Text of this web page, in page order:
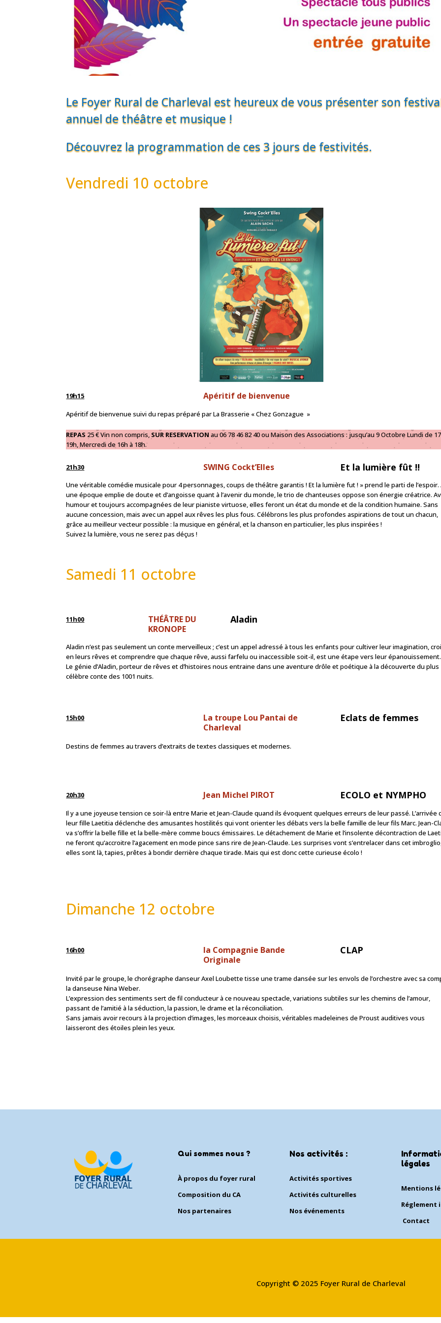
Le Foyer Rural de Charleval est heureux de vous présenter son
annuel de théâtre et musique !
Découvrez la programmation de ces 3 jours de festivités.
Vendredi 10 octobre
19h15 Apéritif de bienvenue
Apéritif de bienvenue suivi du repas préparé par La Brasserie « Chez Gonzague »
REPAS 25 € Vin non compris, SUR RESERVATIONau 06 78 46 82 40 ou Maison des Associations : jusqu’au 9 Octobre Lundi de
19h, Mercredi de 16h à 18h.
21h30 SWING Cockt’Elles Et la lumière fût !!
Une véritable comédie musicale pour 4 personnages, coups de théâtre garantis ! Et la lumière fut ! » prend le parti de l’espoir.
une époque emplie de doute et d’angoisse quant à l’avenir du monde, le trio de chanteuses oppose son énergie créatrice.
humour et toujours accompagnées de leur pianiste virtuose, elles feront un état du monde et de la condition humaine. Sans
aucune concession, mais avec un appel aux rêves les plus fous. Célébrons les plus profondes aspirations de tout un chacun,
grâce au meilleur vecteur possible : la musique en général, et la chanson en particulier, les plus inspirées !
Suivez la lumière, vous ne serez pas déçus !
Samedi 11 octobre
11h00
THÉÂTRE DU
KRONOPE
Aladin
Aladin n’est pas seulement un conte merveilleux ; c’est un appel adressé à tous les enfants pour cultiver leur imagination,
en leurs rêves et comprendre que chaque rêve, aussi farfelu ou inaccessible soit-il, est une étape vers leur épanouissement.
Le génie d’Aladin, porteur de rêves et d’histoires nous entraine dans une aventure drôle et poétique à la découverte du plus
célèbre conte des 1001 nuits.
15h00
La troupe Lou Pantai de
Charleval
Eclats de femmes
Destins de femmes au travers d’extraits de textes classiques et modernes.
20h30 Jean Michel PIROT ECOLO et NYMPHO
Il y a une joyeuse tension ce soir-là entre Marie et Jean-Claude quand ils évoquent quelques erreurs de leur passé. L’arrivée
leur fille Laetitia déclenche des amusantes hostilités qui vont orienter les débats vers la belle famille de leur fils Marc. Jean-
va s’offrir la belle fille et la belle-mère comme boucs émissaires. Le détachement de Marie et l’insolente décontraction de
ne feront qu’accroitre l’agacement en mode pince sans rire de Jean-Claude. Les surprises vont s’entrelacer dans cet
elles sont là, tapies, prêtes à bondir derrière chaque tirade. Mais qui est donc cette curieuse écolo !
Dimanche 12 octobre
16h00
la Compagnie Bande
Originale
CLAP
Invité par le groupe, le chorégraphe danseur Axel Loubette tisse une trame dansée sur les envols de l’orchestre avec sa
la danseuse Nina Weber.
L’expression des sentiments sert de fil conducteur à ce nouveau spectacle, variations subtiles sur les chemins de l’amour,
passant de l’amitié à la séduction, la passion, le drame et la réconciliation.
Sans jamais avoir recours à la projection d’images, les morceaux choisis, véritables madeleines de Proust auditives vous
laisseront des étoiles plein les yeux.
Qui sommes nous ?
À propos du foyer rural
Composition du CA
Nos partenaires
Nos activités :
Activités sportives
Activités culturelles
Nos événements
légales
Mentions
Contact
Copyright © 2025 Foyer Rural de Charleval